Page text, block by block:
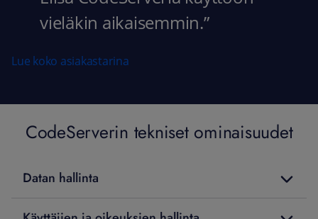
vieläkin aikaisemmin.”
Lue koko asiakastarina
CodeServerin tekniset ominaisuudet
Datan hallinta